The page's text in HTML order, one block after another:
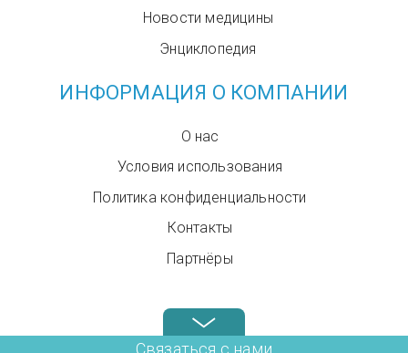
Новости медицины
Энциклопедия
ИНФОРМАЦИЯ О КОМПАНИИ
О нас
Условия использования
Политика конфиденциальности
Контакты
Партнёры
Звоните нам в любое время: +972.4.6899580
Связаться с нами